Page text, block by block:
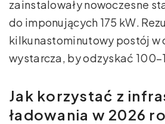
zainstalowały nowoczesne
do imponujących 175 kW.
kilkunastominutowy postój w
wystarcza, by odzyskać
Jak korzystać z
ładowania w 2026